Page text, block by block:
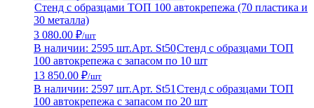
Стенд с образцами ТОП 100 автокрепежа (70 пластика и
30 металла)
3 080.00 ₽/шт
В наличии: 2595 шт.Арт. St50Стенд с образцами ТОП
100 автокрепежа с запасом по 10 шт
13 850.00 ₽/шт
В наличии: 2597 шт.Арт. St51 Стенд с образцами ТОП
100 автокрепежа с запасом по 20 шт